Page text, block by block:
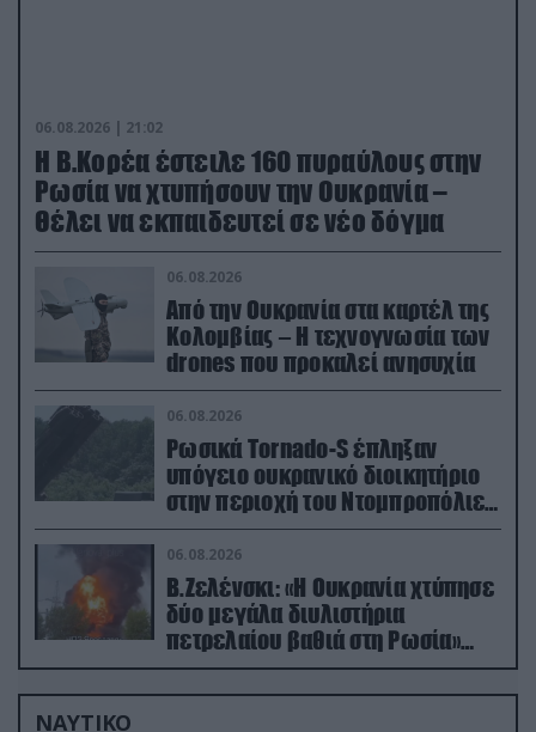
06.08.2026 | 21:02
Η Β.Κορέα έστειλε 160 πυραύλους στην
Ρωσία να χτυπήσουν την Ουκρανία –
Θέλει να εκπαιδευτεί σε νέο δόγμα
06.08.2026
Από την Ουκρανία στα καρτέλ της
Κολομβίας – Η τεχνογνωσία των
drones που προκαλεί ανησυχία
06.08.2026
Ρωσικά Tornado-S έπληξαν
υπόγειο ουκρανικό διοικητήριο
στην περιοχή του Ντομπροπόλιε
(βίντεο)
06.08.2026
Β.Ζελένσκι: «Η Ουκρανία χτύπησε
δύο μεγάλα διυλιστήρια
πετρελαίου βαθιά στη Ρωσία»
(βίντεο)
ΝΑΥΤΙΚΟ